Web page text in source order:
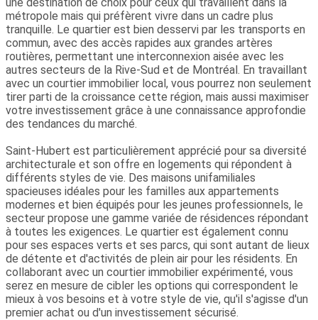
métropole mais qui préfèrent vivre dans un cadre plus
tranquille. Le quartier est bien desservi par les transports en
commun, avec des accès rapides aux grandes artères
routières, permettant une interconnexion aisée avec les
autres secteurs de la Rive-Sud et de Montréal. En travaillant
avec un courtier immobilier local, vous pourrez non seulement
tirer parti de la croissance cette région, mais aussi maximiser
votre investissement grâce à une connaissance approfondie
des tendances du marché.
Saint-Hubert est particulièrement apprécié pour sa diversité
architecturale et son offre en logements qui répondent à
différents styles de vie. Des maisons unifamiliales
spacieuses idéales pour les familles aux appartements
modernes et bien équipés pour les jeunes professionnels, le
secteur propose une gamme variée de résidences répondant
à toutes les exigences. Le quartier est également connu
pour ses espaces verts et ses parcs, qui sont autant de lieux
de détente et d'activités de plein air pour les résidents. En
collaborant avec un courtier immobilier expérimenté, vous
serez en mesure de cibler les options qui correspondent le
mieux à vos besoins et à votre style de vie, qu'il s'agisse d'un
premier achat ou d'un investissement sécurisé.